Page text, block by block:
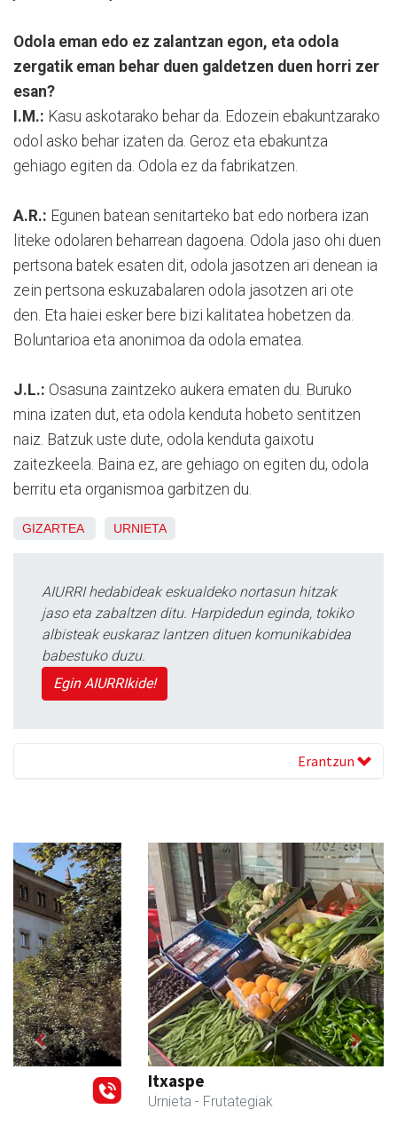
Odola eman edo ez zalantzan egon, eta odola
zergatik eman behar duen galdetzen duen horri zer
esan?
I.M.: Kasu askotarako behar da. Edozein ebakuntzarako
odol asko behar izaten da. Geroz eta ebakuntza
gehiago egiten da. Odola ez da fabrikatzen.
A.R.: Egunen batean senitarteko bat edo norbera izan
liteke odolaren beharrean dagoena. Odola jaso ohi duen
pertsona batek esaten dit, odola jasotzen ari denean ia
zein pertsona eskuzabalaren odola jasotzen ari ote
den. Eta haiei esker bere bizi kalitatea hobetzen da.
Boluntarioa eta anonimoa da odola ematea.
J.L.: Osasuna zaintzeko aukera ematen du. Buruko
mina izaten dut, eta odola kenduta hobeto sentitzen
naiz. Batzuk uste dute, odola kenduta gaixotu
zaitezkeela. Baina ez, are gehiago on egiten du, odola
berritu eta organismoa garbitzen du.
GIZARTEA URNIETA
AIURRI hedabideak eskualdeko nortasun hitzak
jaso eta zabaltzen ditu. Harpidedun eginda, tokiko
albisteak euskaraz lantzen dituen komunikabidea
babestuko duzu.
Egin AIURRIkide!
Erantzun
- Frutategiak
Previous Next